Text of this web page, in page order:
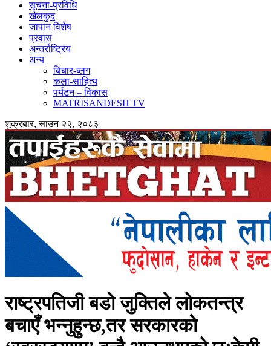
सूचना-प्रविधि
खेलकुद
जापान विशेष
प्रवास
अन्तर्राष्ट्रिय
अन्य
बिचार-ब्लग
कला-साहित्य
पर्यटन – विकास
MATRISANDESH TV
शुक्रबार, साउन २२, २०८३
राष्ट्रपतिजी बडो जुक्तिले लोकतन्त्र
बचाएँ भन्नुहुन्छ,तर सरकारको